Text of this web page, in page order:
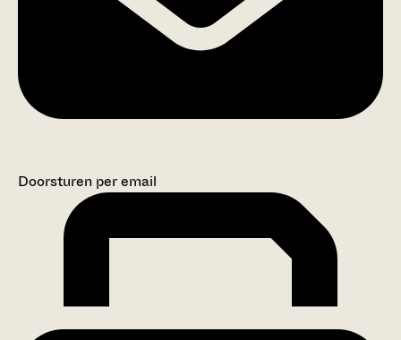
Doorsturen per email